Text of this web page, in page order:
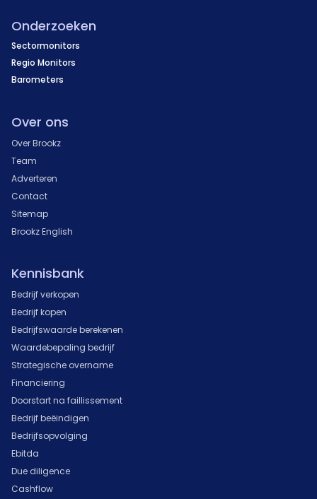
Onderzoeken
Sectormonitors
Regio Monitors
Barometers
Over ons
Over Brookz
Team
Adverteren
Contact
Sitemap
Brookz English
Kennisbank
Bedrijf verkopen
Bedrijf kopen
Bedrijfswaarde berekenen
Waardebepaling bedrijf
Strategische overname
Financiering
Doorstart na faillissement
Bedrijf beëindigen
Bedrijfsopvolging
Ebitda
Due diligence
Cashflow